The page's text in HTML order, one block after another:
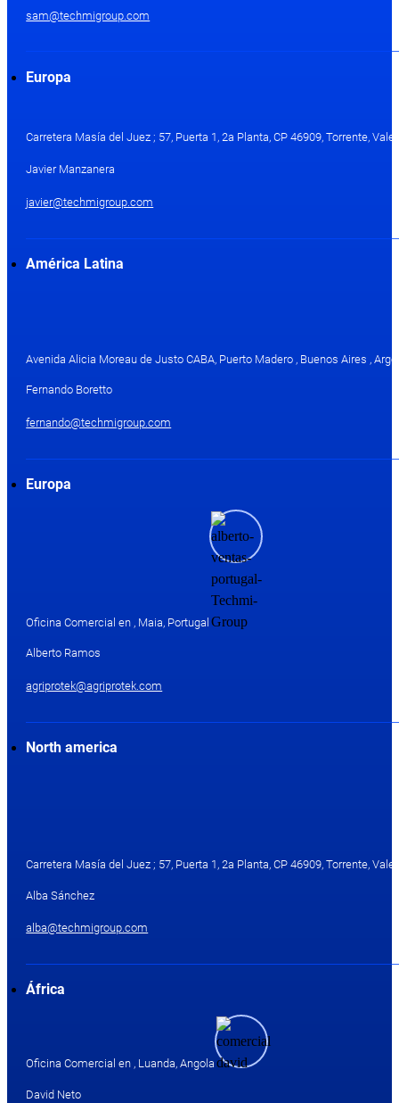
sam@techmigroup.com
Europa
Carretera Masía del Juez ; 57, Puerta 1, 2a Planta, CP 46909, Torrente,
Javier Manzanera
javier@techmigroup.com
América Latina
Avenida Alicia Moreau de Justo CABA, Puerto Madero , Buenos Aires ,
Fernando Boretto
fernando@techmigroup.com
Europa
Oficina Comercial en , Maia, Portugal
Alberto Ramos
agriprotek@agriprotek.com
North america
Carretera Masía del Juez ; 57, Puerta 1, 2a Planta, CP 46909, Torrente,
Alba Sánchez
alba@techmigroup.com
África
Oficina Comercial en , Luanda, Angola
David Neto